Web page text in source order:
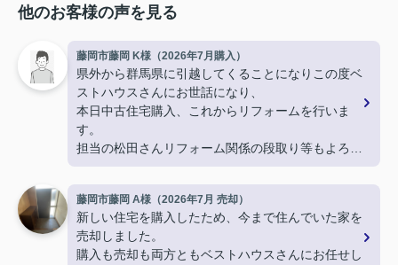
他のお客様の声を見る
藤岡市藤岡 K様（2026年7月購入）
県外から群馬県に引越してくることになりこの度ベ
ストハウスさんにお世話になり、
本日中古住宅購入、これからリフォームを行いま
す。
担当の松田さんリフォーム関係の段取り等もよろし
藤岡市藤岡 A様（2026年7月 売却）
新しい住宅を購入したため、今まで住んでいた家を
売却しました。
購入も売却も両方ともベストハウスさんにお任せし